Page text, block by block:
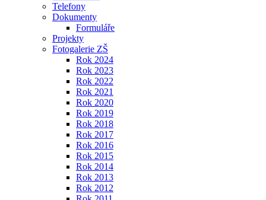
Telefony
Dokumenty
Formuláře
Projekty
Fotogalerie ZŠ
Rok 2024
Rok 2023
Rok 2022
Rok 2021
Rok 2020
Rok 2019
Rok 2018
Rok 2017
Rok 2016
Rok 2015
Rok 2014
Rok 2013
Rok 2012